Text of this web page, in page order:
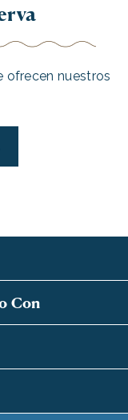
ofrecen nuestros
Con